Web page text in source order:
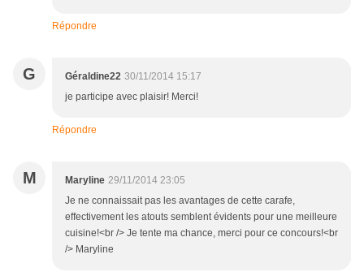
Répondre
G Géraldine22 30/11/2014 15:17
je participe avec plaisir! Merci!
Répondre
M Maryline 29/11/2014 23:05
Je ne connaissait pas les avantages de cette carafe,
effectivement les atouts semblent évidents pour une meilleure
cuisine!<br /> Je tente ma chance, merci pour ce concours!<br
/> Maryline